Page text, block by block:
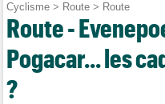
Cyclisme > Route > Route
Route -
Pogacar... les
?